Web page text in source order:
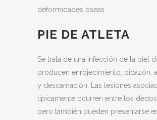
deformidades óseas.
PIE DE ATLETA
Se trata de una infección de la piel
producen enrojecimiento, picazón,
y descamación. Las lesiones
típicamente ocurren entre los
pero también pueden presentarse